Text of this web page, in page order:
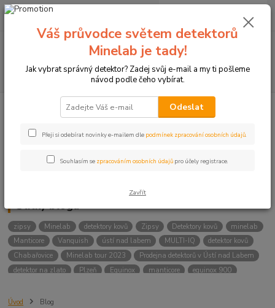
Hledat
+420774877333
0 Kč
Kategorie blogu
Detektory
Lukostřelba
Štítky blogu
zipsy Minelab detektory kovů Zipsy Detektory kovů
minelab
Manticore
Vanquish ústí nad labem MULTI-IQ
detektor kovů
Chabařovice
Minelab tour 2023
Prodejna detektorů v Ústí nad Labem
detektor na zlato
Plzeň Equinox manticore
equinox 900
Sraz detektorářů
Úvod Blog
Váš průvodce světem detektorů
Minelab je tady!
Jak vybrat správný detektor? Zadej svůj e-mail a my ti pošleme
návod podle čeho vybírat.
Odeslat
Přeji si odebírat novinky e-mailem dle podmínek zpracování osobních údajů.
Souhlasím se zpracováním osobních údajů pro účely registrace.
Zavřít